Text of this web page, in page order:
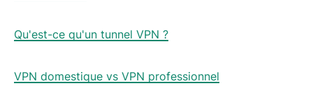
Qu'est-ce qu'un tunnel VPN ?
VPN domestique vs VPN professionnel